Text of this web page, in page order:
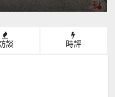
談 時評